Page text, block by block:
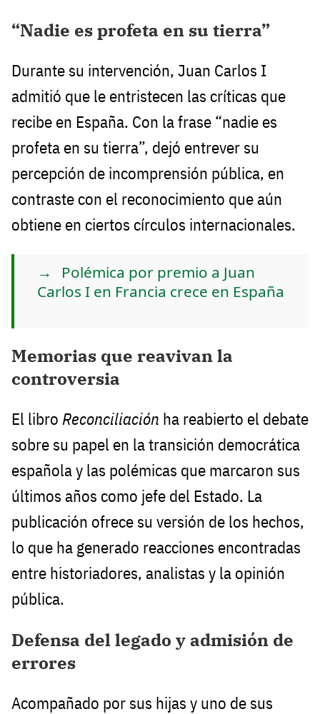
“Nadie es profeta en su tierra”
Durante su intervención, Juan Carlos I
admitió que le entristecen las críticas que
recibe en España. Con la frase “nadie es
profeta en su tierra”, dejó entrever su
percepción de incomprensión pública, en
contraste con el reconocimiento que aún
obtiene en ciertos círculos internacionales.
Polémica por premio a Juan
Carlos I en Francia crece en España
Memorias que reavivan la
controversia
El libro Reconciliación ha reabierto el debate
sobre su papel en la transición democrática
española y las polémicas que marcaron sus
últimos años como jefe del Estado. La
publicación ofrece su versión de los hechos,
lo que ha generado reacciones encontradas
entre historiadores, analistas y la opinión
pública.
Defensa del legado y admisión de
errores
Acompañado por sus hijas y uno de sus